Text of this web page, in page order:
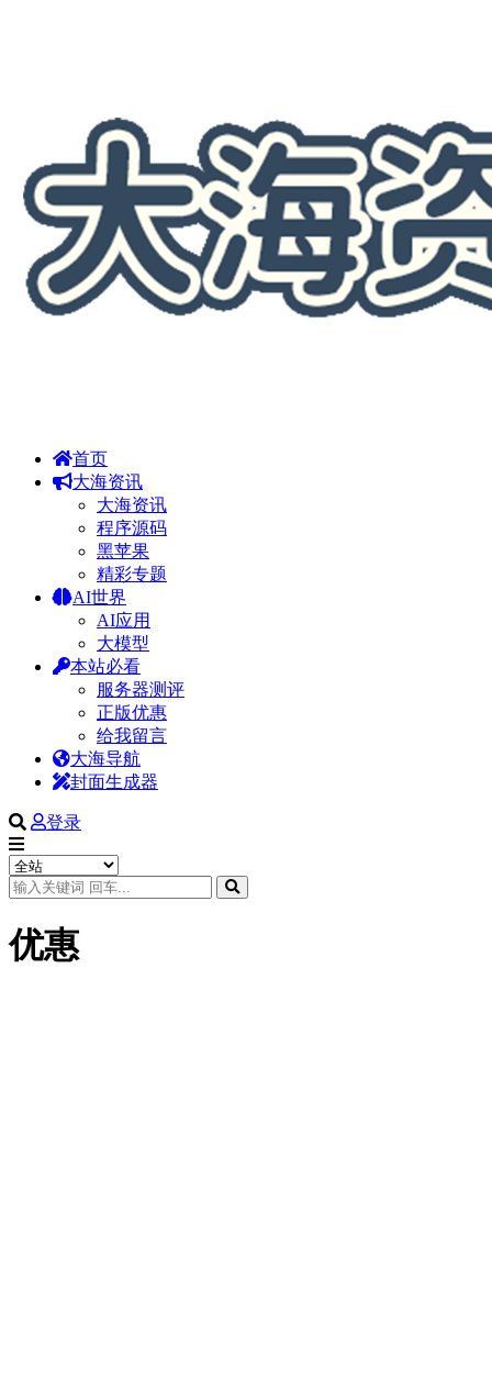
首页
大海资讯
大海资讯
程序源码
黑苹果
精彩专题
AI世界
AI应用
大模型
本站必看
服务器测评
正版优惠
给我留言
大海导航
封面生成器
登录
优惠